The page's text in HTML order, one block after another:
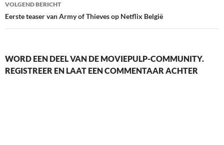
VOLGEND BERICHT
Eerste teaser van Army of Thieves op Netflix België
WORD EEN DEEL VAN DE MOVIEPULP-COMMUNITY.
REGISTREER EN LAAT EEN COMMENTAAR ACHTER